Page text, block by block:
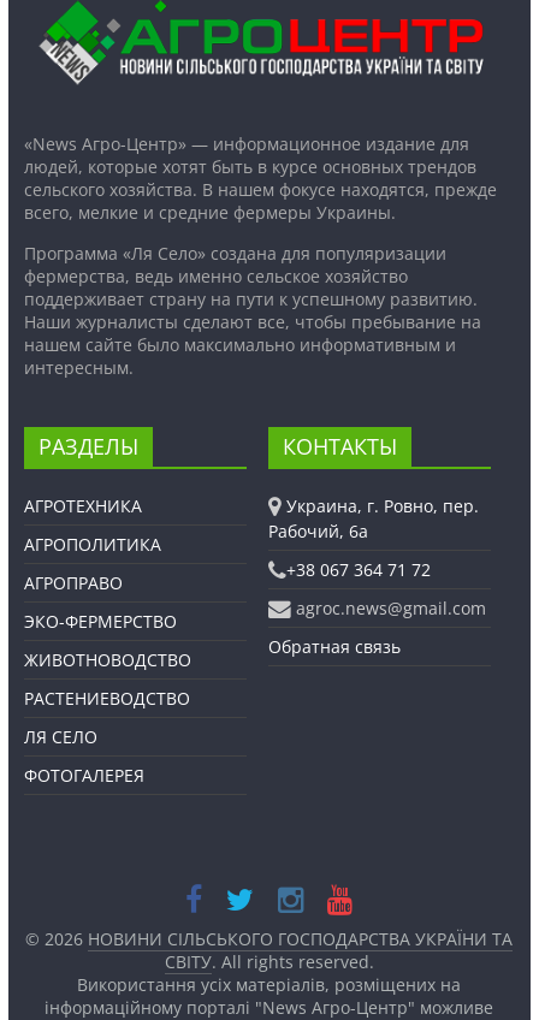
«News Агро-Центр» — информационное издание для
людей, которые хотят быть в курсе основных трендов
сельского хозяйства. В нашем фокусе находятся, прежде
всего, мелкие и средние фермеры Украины.
Программа «Ля Село» создана для популяризации
фермерства, ведь именно сельское хозяйство
поддерживает страну на пути к успешному развитию.
Наши журналисты сделают все, чтобы пребывание на
нашем сайте было максимально информативным и
интересным.
РАЗДЕЛЫ
АГРОТЕХНИКА
АГРОПОЛИТИКА
АГРОПРАВО
ЭКО-ФЕРМЕРСТВО
ЖИВОТНОВОДСТВО
РАСТЕНИЕВОДСТВО
ЛЯ СЕЛО
ФОТОГАЛЕРЕЯ
КОНТАКТЫ
Украина, г. Ровно, пер.
Рабочий, 6а
+38 067 364 71 72
agroc.news@gmail.com
Обратная связь
© 2026 НОВИНИ СІЛЬСЬКОГО ГОСПОДАРСТВА УКРАЇНИ ТА
СВІТУ. All rights reserved.
Використання усіх матеріалів, розміщених на
інформаційному порталі "News Агро-Центр" можливе